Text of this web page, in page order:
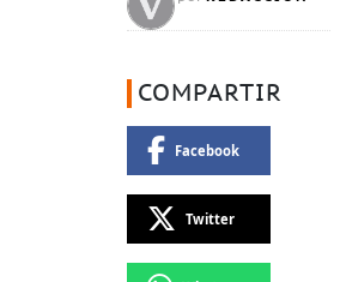
COMPARTIR
Facebook
Twitter